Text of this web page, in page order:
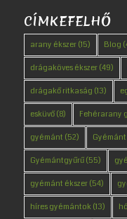
CÍMKEFELHŐ
arany ékszer(15) Blog
drágaköves ékszer(49)
drágakő ritkaság (13)
esküvő(8) Fehérarany
gyémánt (52)
Gyémántgyűrű(55)
gyémánt ékszer(54)
híres gyémántok(13)